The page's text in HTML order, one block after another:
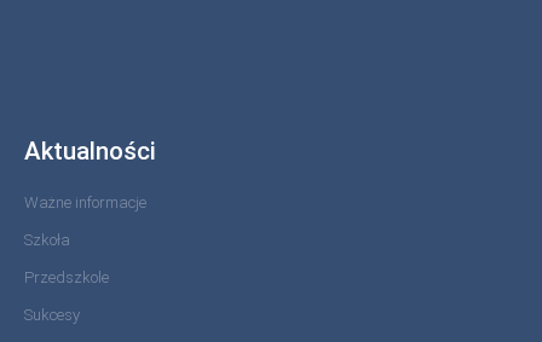
Aktualności
Ważne informacje
Szkoła
Przedszkole
Sukcesy